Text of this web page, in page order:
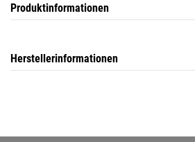
Produktinformationen
Herstellerinformationen